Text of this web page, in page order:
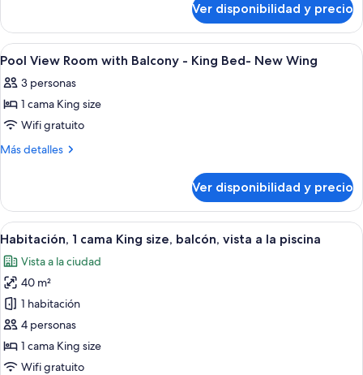
Balcony
Twin
Beds-
New
Wing
Room
with
Balcony
Twin
Beds-
Wing
Ver disponibilidad y precio
Ver
todas
las
fotos
de
Pool
with
Balcony
-
King
Bed-
New
Wing
Minibar, caja de seguridad en la
5
Pool View Room with Balcony - King Bed- New Wing
3 personas
1 cama King size
Wifi gratuito
Más detalles
Más
View
Room
with
-
King
Bed-
New
Wing
Ver disponibilidad y precio
Ver
todas
las
fotos
de
Habitación,
1
cama
Habitación de hotel con una cama,
6
Habitación, 1 cama King size, balcón, vista a la piscina
Vista a la ciudad
40 m²
1 habitación
4 personas
1 cama King size
Wifi gratuito